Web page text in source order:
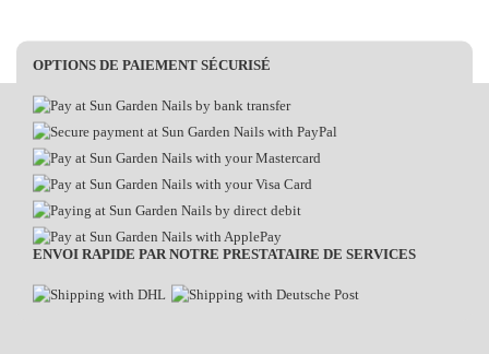
OPTIONS DE PAIEMENT SÉCURISÉ
ENVOI RAPIDE PAR NOTRE PRESTATAIRE DE SERVICES